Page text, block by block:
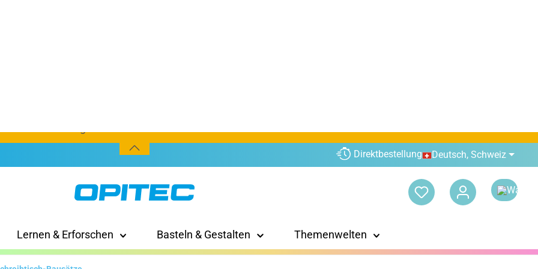
Direktbestellung Deutsch, Schweiz
Lernen & Erforschen Basteln & Gestalten Themenwelten